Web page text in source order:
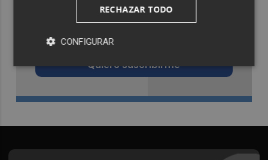
Recibe toda la actualidad de
Castellón Plaza en tu correo
Quiero suscribirme
RECHAZAR TODO
CONFIGURAR